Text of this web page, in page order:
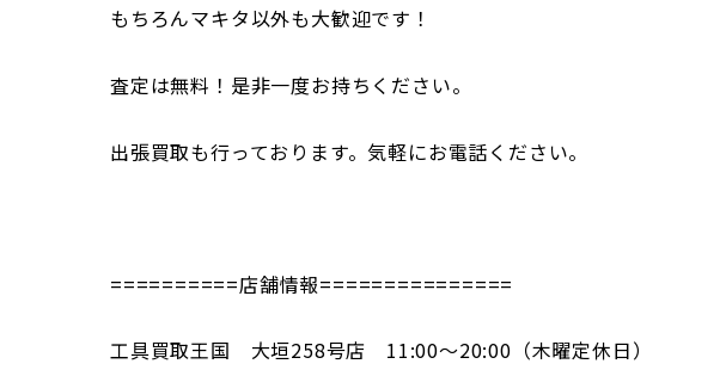
もちろんマキタ以外も大歓迎です！
査定は無料！是非一度お持ちください。
出張買取も行っております。気軽にお電話ください。
==========店舗情報===============
工具買取王国 大垣258号店 11:00～20:00（木曜定休日）